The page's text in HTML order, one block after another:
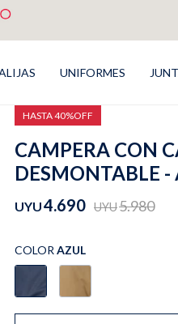
UNIFORMES
HASTA 40%OFF
CAMPERA CON
DESMONTABLE -
UYU4.690 UYU5.980
COLOR AZUL